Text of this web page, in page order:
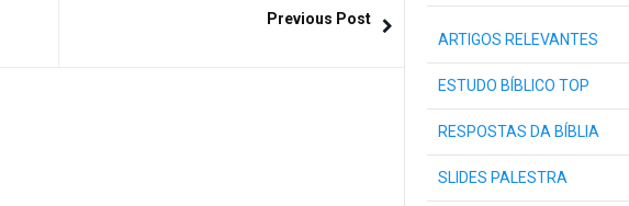
Previous Post
ARTIGOS RELEVANTES
ESTUDO BÍBLICO TOP
RESPOSTAS DA BÍBLIA
SLIDES PALESTRA